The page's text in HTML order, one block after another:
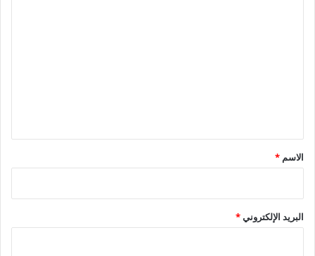
*
الاسم *
البريد الإلكتروني*